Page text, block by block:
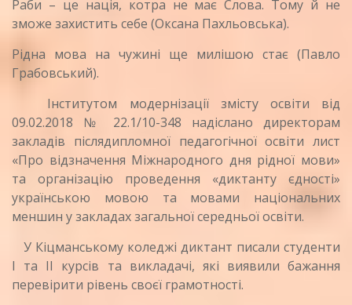
Раби – це нація, котра не має Слова. Тому й не
зможе захистить себе (Оксана Пахльовська).
Рiдна мова на чужинi ще милiшою стає (Павло
Грабовський).
Інститутом модернізації змісту освіти від
09.02.2018 № 22.1/10-348 надіслано директорам
закладів післядипломної педагогічної освіти лист
«Про відзначення Міжнародного дня рідної мови»
та організацію проведення «диктанту єдності»
українською мовою та мовами національних
меншин у закладах загальної середньої освіти.
У Кіцманському коледжі диктант писали студенти
І та ІІ курсів та викладачі, які виявили бажання
перевірити рівень своєї грамотності.